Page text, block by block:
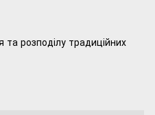
розподілу традиційних